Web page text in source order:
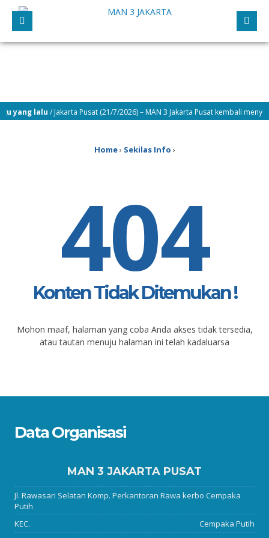
yang lalu/ Jakarta Pusat (21/7/2026) – MAN 3 Jakarta Pusat kembali
Home› Sekilas Info ›
404
Konten Tidak Ditemukan !
Mohon maaf, halaman yang coba Anda akses tidak tersedia,
atau tautan menuju halaman ini telah kadaluarsa
Data Organisasi
MAN 3 JAKARTA PUSAT
Jl. Rawasari Selatan Komp. Perkantoran Rawa kerbo Cempaka
Putih
KEC.
Cempaka Putih